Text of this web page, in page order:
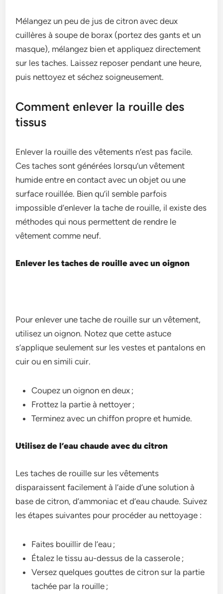
Mélangez un peu de jus de citron avec deux
cuillères à soupe de borax (portez des gants et un
masque), mélangez bien et appliquez directement
sur les taches. Laissez reposer pendant une heure,
puis nettoyez et séchez soigneusement.
Comment enlever la rouille des
tissus
Enlever la rouille des vêtements n’est pas facile.
Ces taches sont générées lorsqu’un vêtement
humide entre en contact avec un objet ou une
surface rouillée. Bien qu’il semble parfois
impossible d’enlever la tache de rouille, il existe des
méthodes qui nous permettent de rendre le
vêtement comme neuf.
Enlever les taches de rouille avec un oignon
Pour enlever une tache de rouille sur un vêtement,
utilisez un oignon. Notez que cette astuce
s’applique seulement sur les vestes et pantalons en
cuir ou en simili cuir.
Coupez un oignon en deux ;
Frottez la partie à nettoyer ;
Terminez avec un chiffon propre et humide.
Utilisez de l’eau chaude avec du citron
Les taches de rouille sur les vêtements
disparaissent facilement à l’aide d’une solution à
base de citron, d’ammoniac et d’eau chaude. Suivez
les étapes suivantes pour procéder au nettoyage :
Faites bouillir de l’eau ;
Étalez le tissu au-dessus de la casserole ;
Versez quelques gouttes de citron sur la partie
tachée par la rouille ;